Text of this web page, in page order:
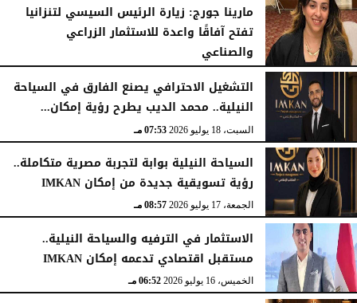
مارينا جورج: زيارة الرئيس السيسي لتنزانيا
تفتح آفاقًا واعدة للاستثمار الزراعي
والصناعي
الأحد، 19 يوليو 2026 06:54 مـ
التشغيل الاحترافي يصنع الفارق في السياحة
النيلية.. محمد الديب يطرح رؤية إمكان...
السبت، 18 يوليو 2026 07:53 مـ
السياحة النيلية بوابة لتجربة مصرية متكاملة..
رؤية تسويقية جديدة من إمكان IMKAN
الجمعة، 17 يوليو 2026 08:57 مـ
الاستثمار في الترفيه والسياحة النيلية..
مستقبل اقتصادي تدعمه إمكان IMKAN
الخميس، 16 يوليو 2026 06:52 مـ